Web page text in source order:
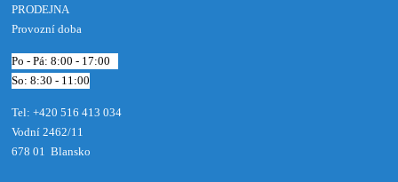
PRODEJNA
Provozní doba
Po - Pá: 8:00 - 17:00
So: 8:30 - 11:00
Tel: +420 516 413 034‬
Vodní 2462/11
678 01 Blansko